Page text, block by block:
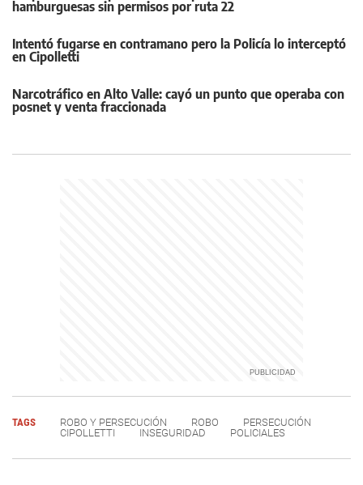
hamburguesas sin permisos por ruta 22
Intentó fugarse en contramano pero la Policía lo interceptó
en Cipolletti
Narcotráfico en Alto Valle: cayó un punto que operaba con
posnet y venta fraccionada
TAGS ROBO Y PERSECUCIÓN ROBO
PERSECUCIÓN
CIPOLLETTI
INSEGURIDAD POLICIALES